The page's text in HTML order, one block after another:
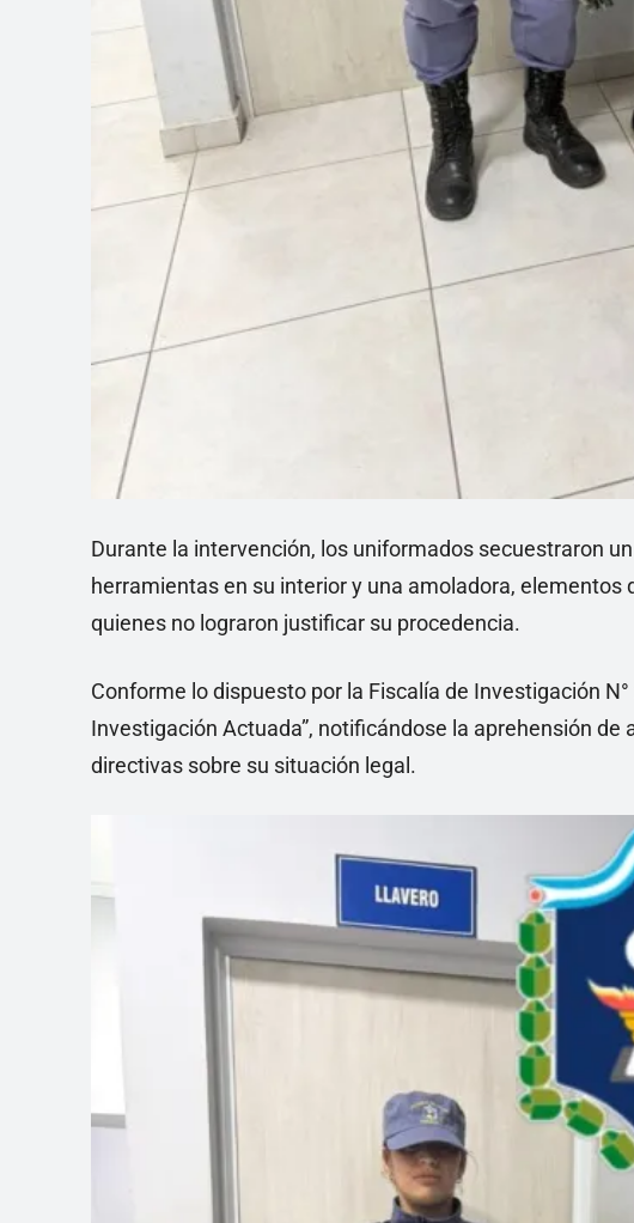
Durante la intervención, los uniformados secuestraron
herramientas en su interior y una amoladora, elementos
quienes no lograron justificar su procedencia.
Conforme lo dispuesto por la Fiscalía de Investigación
Investigación Actuada”, notificándose la aprehensión
directivas sobre su situación legal.